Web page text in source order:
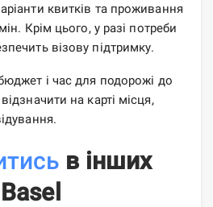
квитків та проживання
Крім цього, у разі потреби
візову підтримку.
і час для подорожі до
на карті місця,
в інших